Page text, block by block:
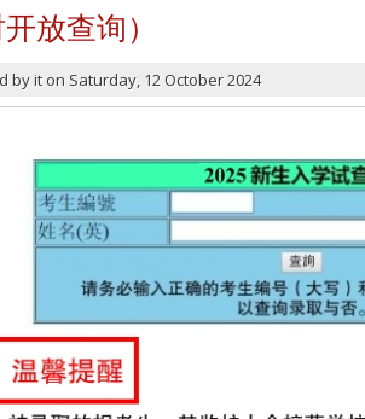
放查询）
byit on Saturday, 12 October 2024